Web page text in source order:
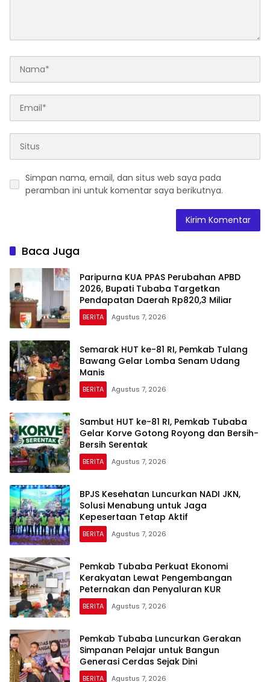
Simpan nama, email, dan situs web saya pada
peramban ini untuk komentar saya berikutnya.
Baca Juga
Paripurna KUA PPAS Perubahan APBD
2026, Bupati Tubaba Targetkan
Pendapatan Daerah Rp820,3 Miliar
BERITA Agustus 7, 2026
Semarak HUT ke-81 RI, Pemkab Tulang
Bawang Gelar Lomba Senam Udang
Manis
BERITA Agustus 7, 2026
Sambut HUT ke-81 RI, Pemkab Tubaba
Gelar Korve Gotong Royong dan Bersih-
Bersih Serentak
BERITA Agustus 7, 2026
BPJS Kesehatan Luncurkan NADI JKN,
Solusi Menabung untuk Jaga
Kepesertaan Tetap Aktif
BERITA Agustus 7, 2026
Pemkab Tubaba Perkuat Ekonomi
Kerakyatan Lewat Pengembangan
Peternakan dan Penyaluran KUR
BERITA Agustus 7, 2026
Pemkab Tubaba Luncurkan Gerakan
Simpanan Pelajar untuk Bangun
Generasi Cerdas Sejak Dini
BERITA Agustus 7, 2026